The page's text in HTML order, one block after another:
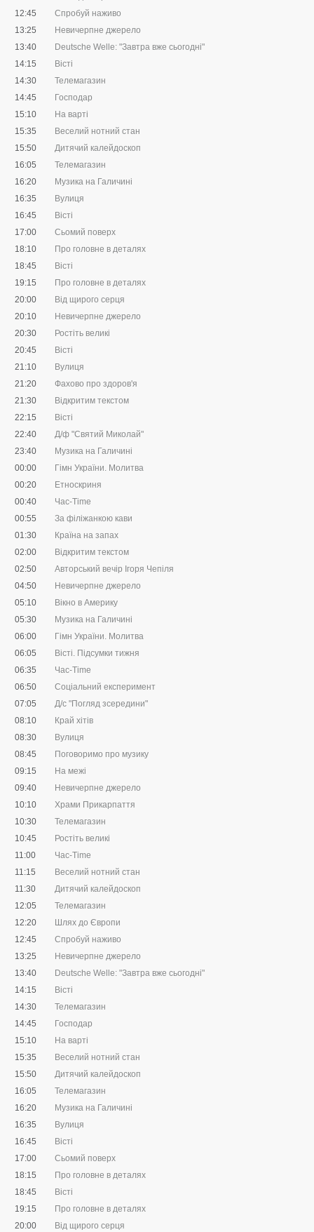
12:45
Спробуй наживо
13:25
Невичерпне джерело
13:40
Deutsche Welle: "Завтра вже сьогодні"
14:15
Вісті
14:30
Телемагазин
14:45
Господар
15:10
На варті
15:35
Веселий нотний стан
15:50
Дитячий калейдоскоп
16:05
Телемагазин
16:20
Музика на Галичині
16:35
Вулиця
16:45
Вісті
17:00
Сьомий поверх
18:10
Про головне в деталях
18:45
Вісті
19:15
Про головне в деталях
20:00
Від щирого серця
20:10
Невичерпне джерело
20:30
Ростіть великі
20:45
Вісті
21:10
Вулиця
21:20
Фахово про здоров'я
21:30
Відкритим текстом
22:15
Вісті
22:40
Д/ф "Святий Миколай"
23:40
Музика на Галичині
00:00
Гімн України. Молитва
00:20
Етноскриня
00:40
Час-Time
00:55
За філіжанкою кави
01:30
Країна на запах
02:00
Відкритим текстом
02:50
Авторський вечір Ігоря Чепіля
04:50
Невичерпне джерело
05:10
Вікно в Америку
05:30
Музика на Галичині
06:00
Гімн України. Молитва
06:05
Вісті. Підсумки тижня
06:35
Час-Time
06:50
Соціальний експеримент
07:05
Д/с "Погляд зсередини"
08:10
Край хітів
08:30
Вулиця
08:45
Поговоримо про музику
09:15
На межі
09:40
Невичерпне джерело
10:10
Храми Прикарпаття
10:30
Телемагазин
10:45
Ростіть великі
11:00
Час-Time
11:15
Веселий нотний стан
11:30
Дитячий калейдоскоп
12:05
Телемагазин
12:20
Шлях до Європи
12:45
Спробуй наживо
13:25
Невичерпне джерело
13:40
Deutsche Welle: "Завтра вже сьогодні"
14:15
Вісті
14:30
Телемагазин
14:45
Господар
15:10
На варті
15:35
Веселий нотний стан
15:50
Дитячий калейдоскоп
16:05
Телемагазин
16:20
Музика на Галичині
16:35
Вулиця
16:45
Вісті
17:00
Сьомий поверх
18:15
Про головне в деталях
18:45
Вісті
19:15
Про головне в деталях
20:00
Від щирого серця